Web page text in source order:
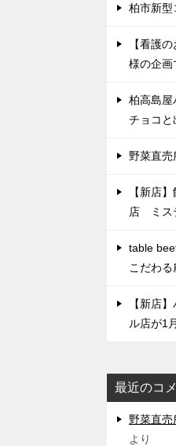
柏市新型
【看護
様の企画
柏高島屋
チョコと
野菜直売
【新店
店 ミス
table
こだわ
【新店
ル店が1
最近のコ
野菜直売
より